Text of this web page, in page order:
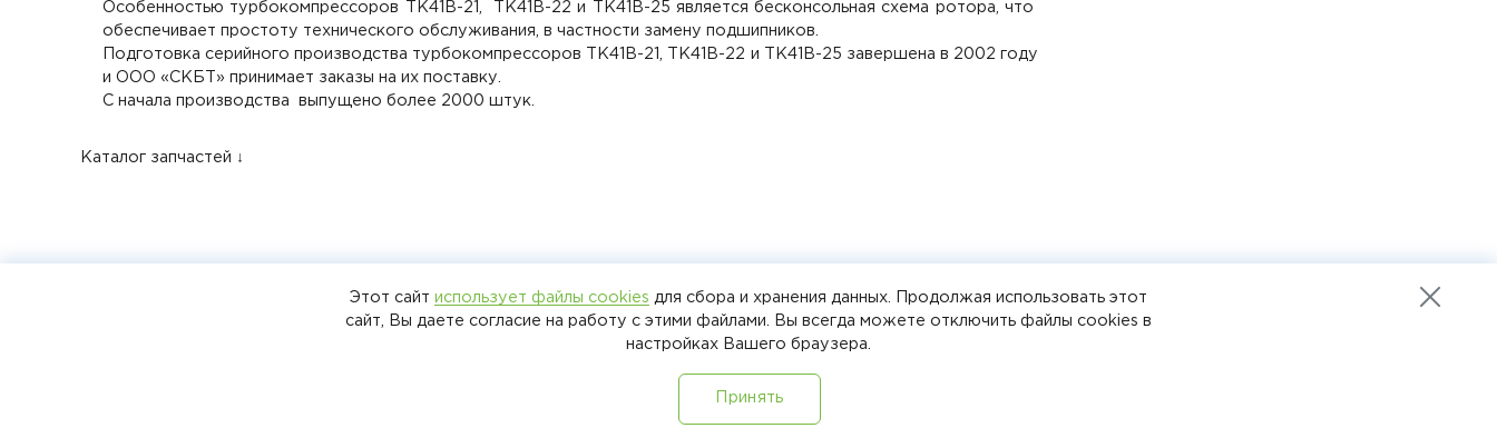
Особенностью турбокомпрессоров ТК41В-21, ТК41В-22 и ТК41В-25 является бесконсольная схема ротора, что
обеспечивает простоту технического обслуживания, в частности замену подшипников.
Подготовка серийного производства турбокомпрессоров ТК41В-21, ТК41В-22 и ТК41В-25 завершена в 2002 году
и ООО «СКБТ» принимает заказы на их поставку.
С начала производства выпущено более 2000 штук.
Каталог запчастей ↓
ООО «Специальное конструкторское
+7 (8412) 22-10-12
Этот сайт использует файлы cookies для сбора и хранения данных. Продолжая использовать этот
сайт, Вы даете согласие на работу с этими файлами. Вы всегда можете отключить файлы cookies в
настройках Вашего браузера.
Принять